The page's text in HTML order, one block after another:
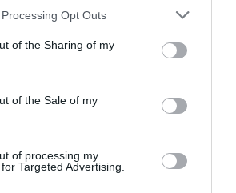
Opt Outs
of the Sharing of my
of the Sale of my
of processing my
Targeted Advertising.
esperaremos a que los frutos
Dejar que las hojas se
antes de retirarlas para que los
nutrientes. Resiste temperaturas
si el terreno no se encharca
protegidos, pueden resistir hasta
las plantas en macetas, para
durante el invierno para